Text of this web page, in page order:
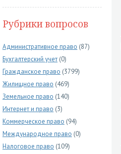
Рубрики вопросов
Административное право (87)
Бухгалтерский учет (0)
Гражданское право (3799)
Жилищное право (469)
Земельное право (140)
Интернет и право (3)
Коммерческое право (94)
Международное право (0)
Налоговое право (109)